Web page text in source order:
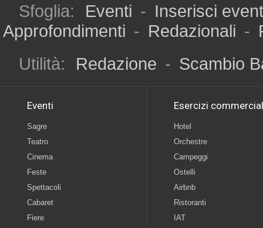
Sfoglia: Eventi - Inserisci
Approfondimenti - Redazionali -
Utilità:
Redazione - Scambio
Eventi
Sagre
Teatro
Cinema
Feste
Spettacoli
Cabaret
Fiere
Esercizi
Hotel
Orchestre
Campeggi
Ostelli
Airbnb
Ristoranti
IAT